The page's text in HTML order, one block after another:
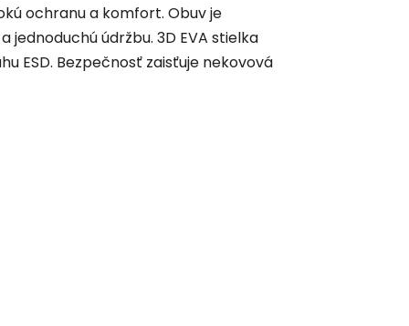
ochranu a komfort. Obuv je
údržbu. 3D EVA stielka
ESD. Bezpečnosť zaisťuje nekovová